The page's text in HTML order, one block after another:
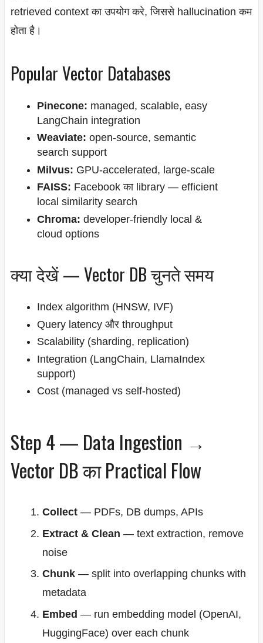
retrieved context का उपयोग करे, जिससे hallucination कम
होता है।
Popular Vector Databases
Pinecone: managed, scalable, easy
LangChain integration
Weaviate: open-source, semantic
search support
Milvus: GPU-accelerated, large-scale
FAISS: Facebook का library — efficient
local similarity search
Chroma: developer-friendly local &
cloud options
क्या देखें — Vector DB चुनते समय
Index algorithm (HNSW, IVF)
Query latency और throughput
Scalability (sharding, replication)
Integration (LangChain, LlamaIndex
support)
Cost (managed vs self-hosted)
Step 4 — Data Ingestion →
Vector DB का Practical Flow
Collect— PDFs, DB dumps, APIs
Extract & Clean — text extraction, remove
noise
Chunk— split into overlapping chunks with
metadata
Embed — run embedding model (OpenAI,
HuggingFace) over each chunk